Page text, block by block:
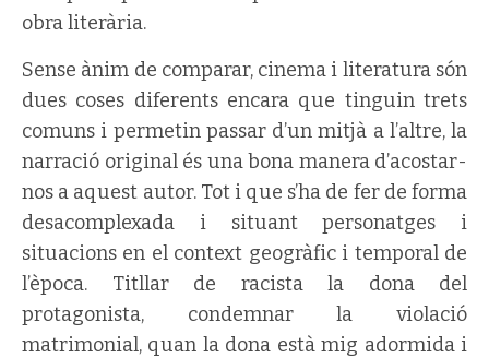
obra literària.
Sense ànim de comparar, cinema i literatura són
dues coses diferents encara que tinguin trets
comuns i permetin passar d’un mitjà a l’altre, la
narració original és una bona manera d’acostar-
nos a aquest autor. Tot i que s’ha de fer de forma
desacomplexada i situant personatges i
situacions en el context geogràfic i temporal de
l’època. Titllar de racista la dona del
protagonista, condemnar la violació
matrimonial, quan la dona està mig adormida i